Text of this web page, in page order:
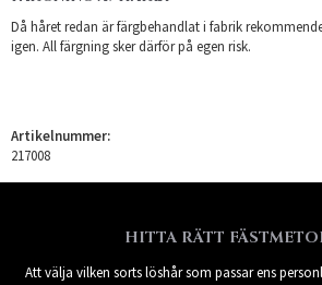
Då håret redan är färgbehandlat i fabrik
igen. All färgning sker därför på egen risk.
Artikelnummer:
217008
HITTA RÄTT
Att välja vilken sorts löshår som passar ens